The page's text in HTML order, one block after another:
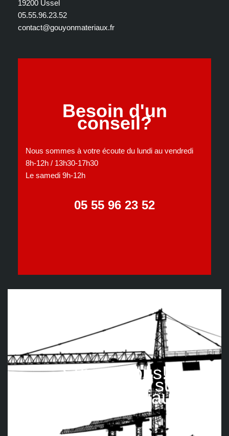
19200 Ussel
05.55.96.23.52
contact@gouyonmateriaux.fr
Besoin d'un
conseil?
Nous sommes à votre écoute du lundi au vendredi
8h-12h / 13h30-17h30
Le samedi 9h-12h
05 55 96 23 52
Suivez nous!
Retrouvez-nous sur les
réseaux sociaux